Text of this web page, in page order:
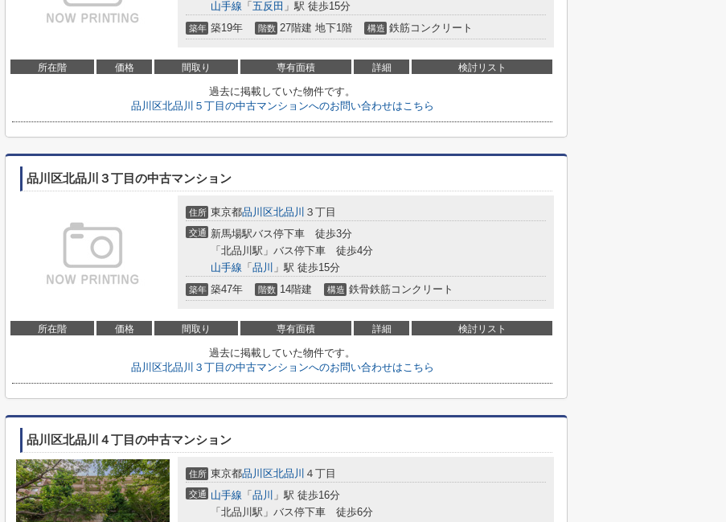
山手線 「 五反田 」駅 徒歩15分
築年 築19年 階数 27階建 地下1階 構造 鉄筋コンクリート
所在階 価格 間取り 専有面積 詳細 検討リスト
過去に掲載していた物件です。
品川区北品川５丁目の中古マンションへのお問い合わせはこちら
品川区北品川３丁目の中古マンション
住所 東京都品川区北品川 ３丁目
交通 新馬場駅バス停下車 徒歩3分
「北品川駅」バス停下車 徒歩4分
山手線 「 品川 」駅 徒歩15分
築年 築47年 階数 14階建 構造 鉄骨鉄筋コンクリート
所在階 価格 間取り 専有面積 詳細 検討リスト
過去に掲載していた物件です。
品川区北品川３丁目の中古マンションへのお問い合わせはこちら
品川区北品川４丁目の中古マンション
住所 東京都品川区北品川 ４丁目
交通 山手線 「 品川 」駅 徒歩16分
「北品川駅」バス停下車 徒歩6分